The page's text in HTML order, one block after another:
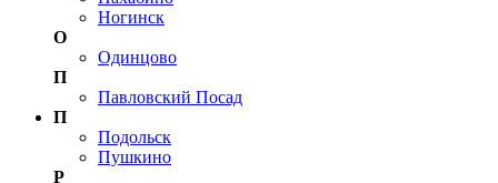
Ногинск
О
Одинцово
П
Павловский Посад
П
Подольск
Пушкино
Р